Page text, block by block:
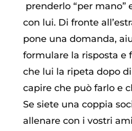
prenderlo “per mano”
con lui. Di fronte
pone una domanda,
formulare la risposta e
che lui la ripeta dopo
capire che può farlo e
Se siete una coppia
allenare con i vostri